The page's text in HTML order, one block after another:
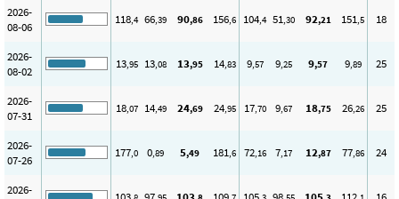
2026-
08-06
118,4 66,39 90,86 156,6 104,4 51,30 92,21 151,5 18
2026-
08-02
13,95 13,08 13,95 14,83 9,57 9,25 9,57 9,89 25
2026-
07-31
18,07 14,49 24,69 24,95 17,70 9,67 18,75 26,26 25
2026-
07-26
177,0 0,89 5,49 181,6 72,16 7,17 12,87 77,86 24
2026-